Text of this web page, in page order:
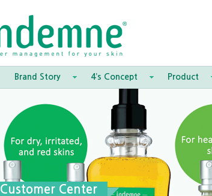
Brand Story 4’s Concept Product
Customer Center